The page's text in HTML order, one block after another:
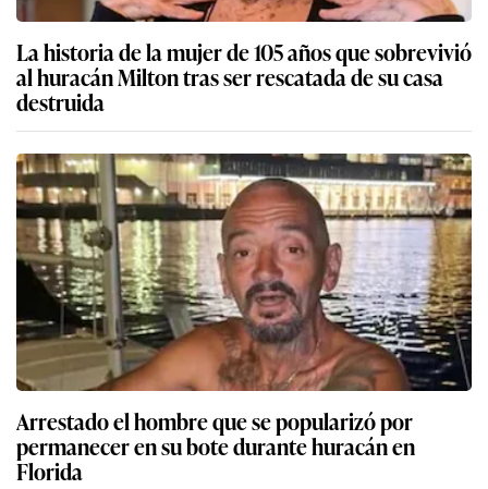
La historia de la mujer de 105 años que sobrevivió
al huracán Milton tras ser rescatada de su casa
destruida
Arrestado el hombre que se popularizó por
permanecer en su bote durante huracán en
Florida